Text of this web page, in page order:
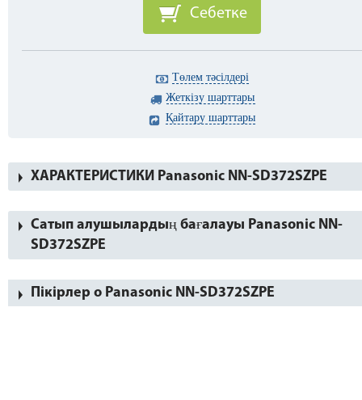
Себетке
Төлем тәсілдері
Жеткізу шарттары
Қайтару шарттары
ХАРАКТЕРИСТИКИ Panasonic NN-SD372SZPE
Сатып алушылардың бағалауы Panasonic NN-
SD372SZPE
Пікірлер о Panasonic NN-SD372SZPE